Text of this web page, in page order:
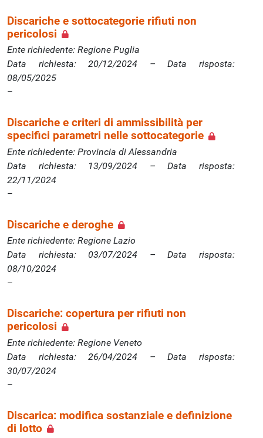
Discariche e sottocategorie rifiuti non
pericolosi
Ente richiedente: Regione Puglia
Data richiesta: 20/12/2024 – Data risposta:
08/05/2025
Discariche e criteri di ammissibilità per
specifici parametri nelle sottocategorie
Ente richiedente: Provincia di Alessandria
Data richiesta: 13/09/2024 – Data risposta:
22/11/2024
Discariche e deroghe
Ente richiedente: Regione Lazio
Data richiesta: 03/07/2024 – Data risposta:
08/10/2024
Discariche: copertura per rifiuti non
pericolosi
Ente richiedente: Regione Veneto
Data richiesta: 26/04/2024 – Data risposta:
30/07/2024
Discarica: modifica sostanziale e definizione
di lotto